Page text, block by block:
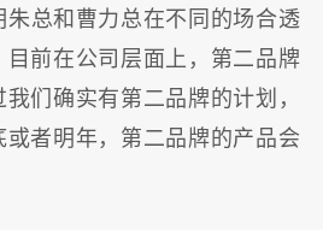
朱总和曹力总在不同的场合透
目前在公司层面上，第二品牌
们确实有第二品牌的计划，
者明年，第二品牌的产品会